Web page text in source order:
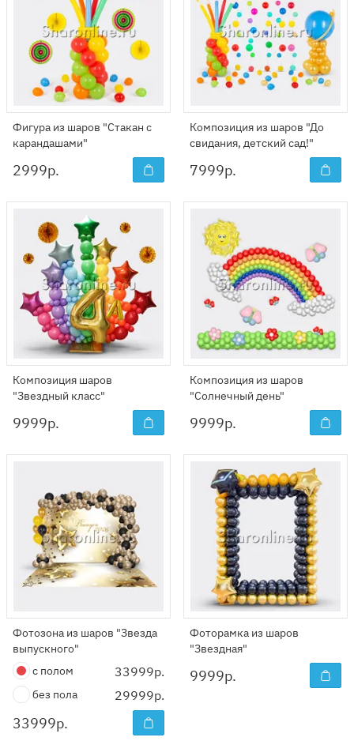
Фигура из шаров "Стакан с
карандашами"
2999р.
Композиция из шаров "До
свидания, детский сад!"
7999р.
Композиция шаров
"Звездный класс"
9999р.
Композиция из шаров
"Солнечный день"
9999р.
Фотозона из шаров "Звезда
выпускного"
с полом
33999р.
без пола 29999р.
33999р.
Фоторамка из шаров
"Звездная"
9999р.